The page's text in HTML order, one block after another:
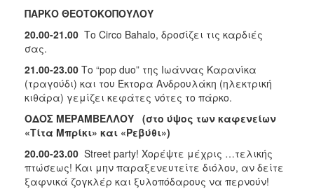
ΠΑΡΚΟ ΘΕΟΤΟΚΟΠΟΥΛΟΥ
20.00-21.00 Το Circo Bahalo, δροσίζει τις καρδιές
σας.
21.00-23.00 Το “pop duo” της Ιωάννας Καρανίκα
(τραγούδι) και του Έκτορα Ανδρουλάκη (ηλεκτρική
κιθάρα) γεμίζει κεφάτες νότες το πάρκο.
ΟΔΟΣ ΜΕΡΑΜΒΕΛΛΟΥ (στο ύψος των καφενείων
«Τίτα Μπρίκι» και «Ρεβύθι»)
20.00-23.00 Street party! Χορέψτε μέχρις …τελικής
πτώσεως! Και μην παραξενευτείτε διόλου, αν δείτε
ξαφνικά ζογκλέρ και ξυλοπόδαρους να περνούν!